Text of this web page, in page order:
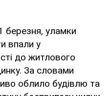
березня, уламки
впали у
до житлового
За словами
облило будівлю та